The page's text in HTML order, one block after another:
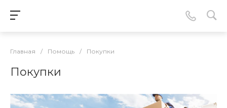
Главная / Помощь / Покупки
Покупки